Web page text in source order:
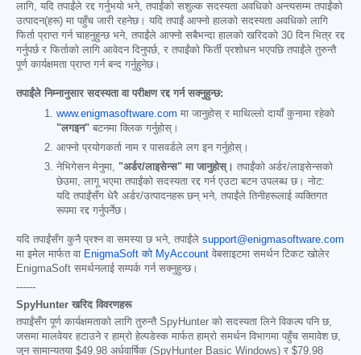
लागि, यदि तपाईंले रद्द गर्नुभयो भने, तपाईंको सशुल्क सदस्यता अवधिको अन्त्यसम्म तपाईंको
उत्पादन(हरू) मा पहुँच जारी रहनेछ। यदि तपाईं आफ्नो हालको सदस्यता अवधिको लागि
फिर्ता प्राप्त गर्न चाहनुहुन्छ भने, तपाईंले आफ्नो सबैभन्दा हालको खरिदको 30 दिन भित्र रद्द
गर्नुपर्छ र फिर्ताको लागि आवेदन दिनुपर्छ, र तपाईंको फिर्ती प्रशोधन भएपछि तपाईंले तुरुन्तै
पूर्ण कार्यक्षमता प्राप्त गर्न बन्द गर्नुहुनेछ।
तपाईंले निम्नानुसार सदस्यता वा परीक्षण रद्द गर्न सक्नुहुन्छ:
www.enigmasoftware.com मा जानुहोस् र माथिल्लो दायाँ कुनामा रहेको
"लगइन" बटनमा क्लिक गर्नुहोस्।
आफ्नो प्रयोगकर्ता नाम र पासवर्डले लग इन गर्नुहोस्।
नेभिगेसन मेनुमा, "अर्डर/लाइसेन्स" मा जानुहोस्। तपाईंको अर्डर/लाइसेन्सको
छेउमा, लागू भएमा तपाईंको सदस्यता रद्द गर्न एउटा बटन उपलब्ध छ। नोट:
यदि तपाईंसँग धेरै अर्डर/उत्पादनहरू छन् भने, तपाईंले तिनीहरूलाई व्यक्तिगत
रूपमा रद्द गर्नुपर्नेछ।
यदि तपाईंसँग कुनै प्रश्न वा समस्या छ भने, तपाईंले support@enigmasoftware.com
मा इमेल मार्फत वा EnigmaSoft को MyAccount वेबसाइटमा समर्थन टिकट खोलेर
EnigmaSoft समर्थनलाई सम्पर्क गर्न सक्नुहुन्छ।
------
SpyHunter खरिद विवरणहरू
तपाईंसँग पूर्ण कार्यक्षमताको लागि तुरुन्तै SpyHunter को सदस्यता लिने विकल्प पनि छ,
जसमा मालवेयर हटाउने र हाम्रो हेल्पडेस्क मार्फत हाम्रो समर्थन विभागमा पहुँच समावेश छ,
जुन सामान्यतया $49.98 अर्धवार्षिक (SpyHunter Basic Windows) र $79.98